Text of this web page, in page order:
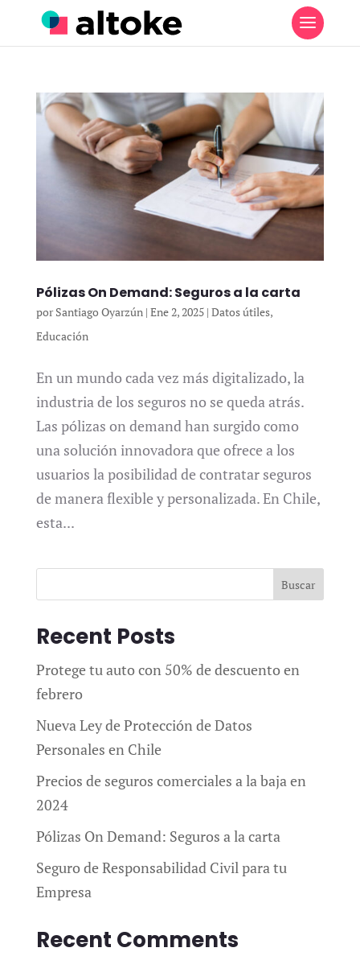
Pólizas On Demand: Seguros a la carta
porSantiago Oyarzún| Ene 2, 2025| Datos útiles,
Educación
En un mundo cada vez más digitalizado, la
industria de los seguros no se queda atrás.
Las pólizas on demand han surgido como
una solución innovadora que ofrece a los
usuarios la posibilidad de contratar seguros
de manera flexible y personalizada. En Chile,
esta...
Buscar
Recent Posts
Protege tu auto con 50% de descuento en
febrero
Nueva Ley de Protección de Datos
Personales en Chile
Precios de seguros comerciales a la baja en
2024
Pólizas On Demand: Seguros a la carta
Seguro de Responsabilidad Civil para tu
Empresa
Recent Comments